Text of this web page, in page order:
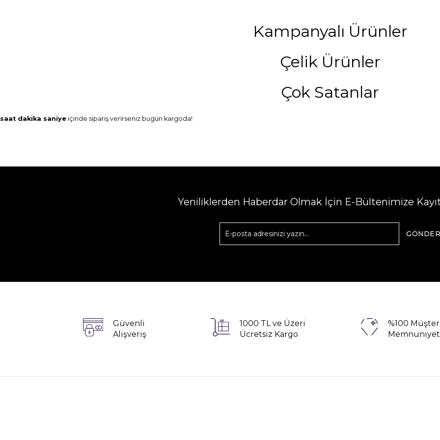
Kampanyalı Ürünler
Çelik Ürünler
Çok Satanlar
saat dakika saniye içinde sipariş verirseniz bugün kargoda!
Yeniliklerden Haberdar Olmak İçin E-Bültenimize
GÖNDER
Güvenli
Alışveriş
1000 TL ve Üzeri
Ücretsiz Kargo
%100